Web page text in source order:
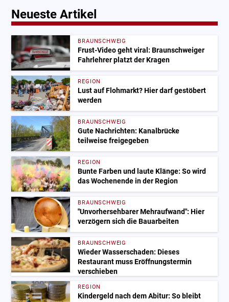
Neueste Artikel
BRAUNSCHWEIG
Frust-Video geht viral: Braunschweiger
Fahrlehrer platzt der Kragen
REGION
Lust auf Flohmarkt? Hier darf gestöbert
werden
BRAUNSCHWEIG
Gute Nachrichten: Kanalbrücke
teilweise freigegeben
REGION
Bunte Farben und laute Klänge: So wird
das Wochenende in der Region
BRAUNSCHWEIG
"Unvorhersehbarer Mehraufwand": Hier
verzögern sich die Bauarbeiten
BRAUNSCHWEIG
Wieder Wasserschaden: Dieses
Restaurant muss Eröffnungstermin
verschieben
REGION
Kindergeld nach dem Abitur: So bleibt